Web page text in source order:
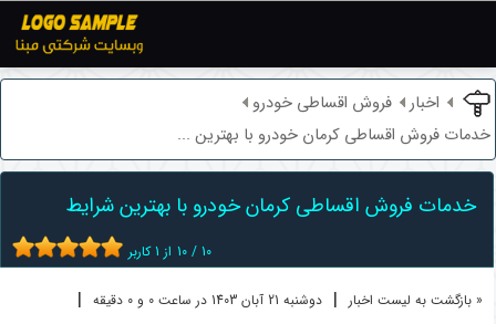
اخبار
فروش اقساطی خودرو
خدمات فروش اقساطی کرمان خودرو با بهترین ...
خدمات فروش اقساطی کرمان خودرو با بهترین شرایط
10 / 10 از 1کاربر
« بازگشت به لیست اخبار | دوشنبه 21 آبان 1403 در ساعت 0 و 0 دقیقه |